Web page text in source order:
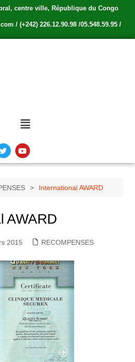
centre ville, République du Congo
/ (+242) 226.12.90.98 /05.548.59.95 /
International AWARD
AWARD
2015 RECOMPENSES